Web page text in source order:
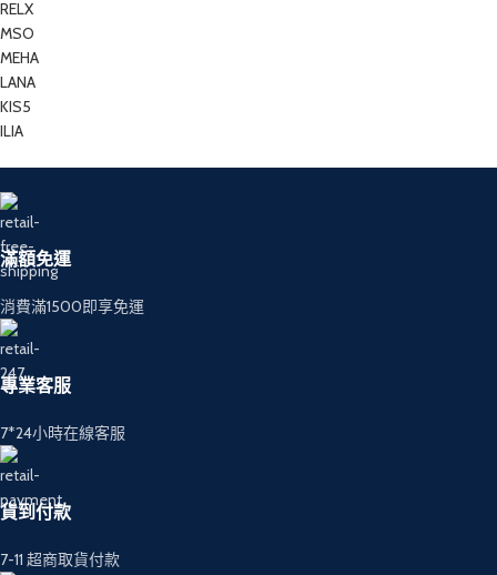
RELX
MSO
MEHA
LANA
KIS5
ILIA
滿額免運
消費滿1500即享免運
專業客服
7*24小時在線客服
貨到付款
7-11 超商取貨付款